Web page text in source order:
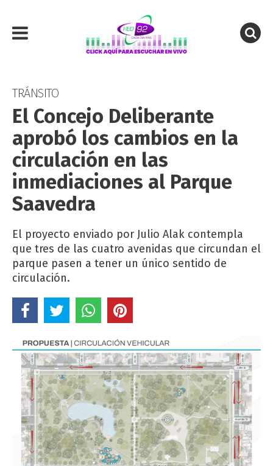
TRÁNSITO
El Concejo Deliberante
aprobó los cambios en la
circulación en las
inmediaciones al Parque
Saavedra
El proyecto enviado por Julio Alak contempla
que tres de las cuatro avenidas que circundan el
parque pasen a tener un único sentido de
circulación.